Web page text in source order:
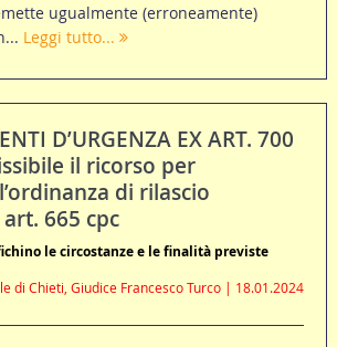
ugualmente (erroneamente)
Leggi tutto...
D’URGENZA EX ART. 700
il ricorso per
di rilascio
665 cpc
le circostanze e le finalità previste
di Chieti, Giudice Francesco Turco | 18.01.2024